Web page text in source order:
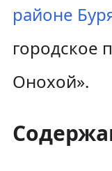
районе
городское
Онохой».